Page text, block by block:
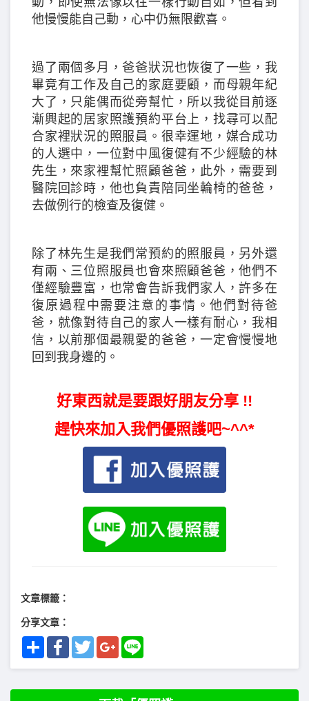
他慢慢能自己動，心中仍無限歡喜。
過了兩個多月，爸爸狀況也恢復了一些，我
畢竟有工作及自己的家庭要顧，而母親年紀
大了，只能偶而從旁幫忙，所以我從目前逐
漸興起的居家照護預約平台上，找尋可以配
合家裡狀況的照服員。很幸運地，媒合成功
的人選中，一位對中風復健有不少經驗的林
先生，來家裡幫忙照顧爸爸，此外，需要到
醫院回診時，他也負責陪同坐輪椅的爸爸，
去做例行的檢查及復健。
除了林先生是我們常預約的照服員，另外還
有兩、三位照服員也會來照顧爸爸，他們不
僅經驗豐富，也常會告訴我們家人，許多在
復原過程中需要注意的事情。他們對待爸
爸，就像對待自己的家人一樣有耐心，我相
信，以前那個最親愛的爸爸，一定會慢慢地
回到我身邊的。
好東西就是要跟好朋友分享 !!
趕快來加入我們優照護吧~^^*
文章標籤：
分享文章：
Share FacebookTwitterGoogle+